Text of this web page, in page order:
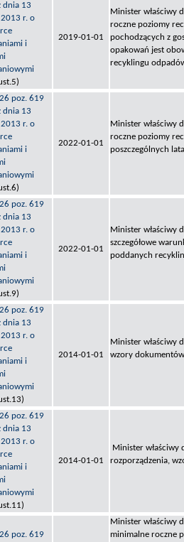
dnia 13
r. o
i
2019-01-01
Minister właściwy
roczne poziomy
pochodzących z
opakowań jest
recyklingu
poz. 619
dnia 13
r. o
i
2022-01-01
Minister właściwy
roczne poziomy
poszczególnych
poz. 619
dnia 13
r. o
i
2022-01-01
Minister właściwy
szczegółowe
poddanych
poz. 619
dnia 13
r. o
i
2014-01-01
Minister właściwy
wzory dokumentów
poz. 619
dnia 13
r. o
i
2014-01-01
Minister
rozporządzenia,
poz. 619
Minister właściwy
minimalne roczne